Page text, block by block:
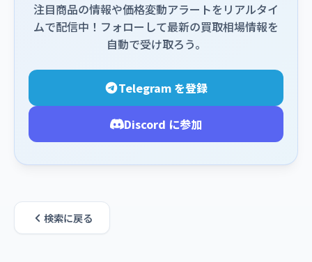
注目商品の情報や価格変動アラートをリアルタイ
ムで配信中！フォローして最新の買取相場情報を
自動で受け取ろう。
Telegram を登録
Discord に参加
検索に戻る